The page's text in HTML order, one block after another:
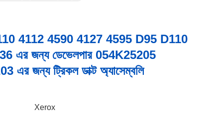
4112 4590 4127 4595 D95 D110
এর জন্য ডেভেলপার 054K25205
এর জন্য ট্রিকল ডাক্ট অ্যাসেম্বলি
Xerox